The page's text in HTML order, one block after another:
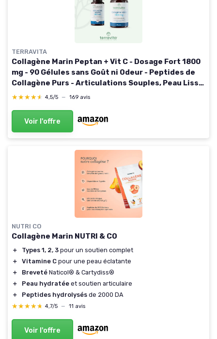
TERRAVITA
Collagène Marin Peptan + Vit C - Dosage Fort 1800
mg - 90 Gélules sans Goût ni Odeur - Peptides de
Collagène Purs - Articulations Souples, Peau Lisse
et Hydratée - Filière 100% Française - Terravita
★★★★★
★★★★★ 4,5/5 — 169 avis
Voir l'offre
NUTRI CO
Collagène Marin NUTRI & CO
＋ Types 1, 2, 3 pour un soutien complet
＋
Vitamine C pour une peau éclatante
＋
Breveté Naticol® & Cartydiss®
＋
Peau hydratée et soutien articulaire
＋
Peptides hydrolysés de 2000 DA
★★★★★
★★★★★ 4,7/5 — 11 avis
Voir l'offre